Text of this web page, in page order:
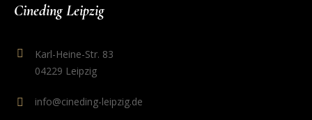
Cineding Leipzig
Karl-Heine-Str. 83
04229 Leipzig
info@cineding-leipzig.de